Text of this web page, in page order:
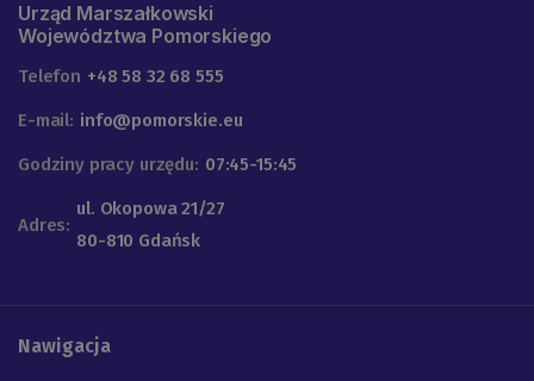
Urząd Marszałkowski
Województwa Pomorskiego
Telefon +48 58 32 68 555
E-mail: info@pomorskie.eu
Godziny pracy urzędu: 07:45-15:45
Adres:
ul. Okopowa 21/27
80-810 Gdańsk
Nawigacja